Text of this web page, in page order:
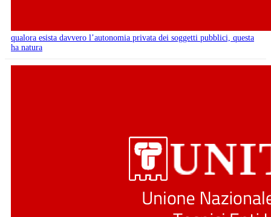
qualora esista davvero l’autonomia privata dei soggetti pubblici, questa
ha natura